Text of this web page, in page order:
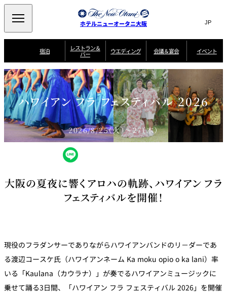
ホテルニューオータニ大阪 Search
サ
ト
内
検
索
窓
を
開
言
切
替
え
メ
ニ
ュ
ー
を
開
閉
JP(日本語)
EN
中文(简)
한국어 (한국어)
Select Language▼
宿泊
宿
泊
プ
ラ
ン
一
覧
サ
ー
ビ
ス
ガ
イ
ド
スイート・エグゼ
クティブフロアの
特典
ル
ー
ム
レストラン＆
バー
西洋料理
SAKURA SATSUKI
日本料理
けやき 季処 一心
麺処
NAKAJIMA 乾山
中国料理
味寛
カフェ・ラウンジ
ウエディング
ウ
エ
グ
ニューオータニウ
エディングの魅力
ウ
エ
デ
ィ
ン
グ
ス
タ
イ
ル
新着情報
ム
ー
ー 美食ウエディング
ドレスブランド
「ituwa（いつ
来
館
会議＆宴会
会
議
＆
宴
会
場
一
覧
プ
ラ
ン
一
覧 お料
宴
会
合
せ
フ
ォ
イベント
ハワイアン フラ フェスティバル 2026
2026/8/25（火）～27（木）
大阪の夏夜に響くアロハの軌跡、ハワイアン フラ
フェスティバルを開催！
現役のフラダンサーでありながらハワイアンバンドのリ－ダーであ
る渡辺コースケ氏（ハワイアンネーム Ka moku opio o ka lani）率
いる「Kaulana（カウラナ）」が奏でるハワイアンミュージックに
乗せて踊る3日間、「ハワイアン フラ フェスティバル 2026」を開催